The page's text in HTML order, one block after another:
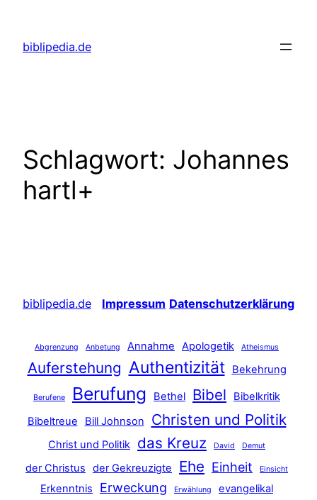
springen
biblipedia.de
Schlagwort: Johannes
hartl+
biblipedia.de Impressum Datenschutzerklärung
Abgrenzung Anbetung Annahme Apologetik Atheismus
Auferstehung Authentizität Bekehrung
Berufene Berufung Bethel Bibel
Bibelkritik
Bibeltreue
Bill Johnson Christen und Politik
Christ und Politik das Kreuz David Demut
der Christus der Gekreuzigte Ehe Einheit Einsicht
Erkenntnis Erweckung Erwählung evangelikal